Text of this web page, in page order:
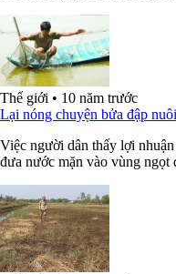
Thế giới • 10 năm trước
Lại nóng chuyện bửa đập
Việc người dân thấy lợi
đưa nước mặn vào vùng ngọt